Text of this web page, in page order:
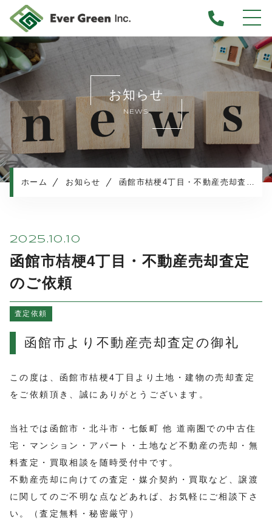
ホーム
当社について
不動産売却について
仲介売却
業者買取
不動産売却の流れ
お知らせ
プライバシーポリシー
お知らせ
NEWS
ホーム お知らせ 函館市桔梗4丁目・不動産売却査定のご依頼
2025.10.10
函館市桔梗4丁目・不動産売却査定
のご依頼
査定依頼
函館市より不動産売却査定の御礼
この度は、函館市桔梗4丁目より土地・建物の売却査定
をご依頼頂き、誠にありがとうございます。
当社では函館市・北斗市・七飯町 他 道南圏での中古住
宅・マンション・アパート・土地など不動産の売却・無
料査定・買取相談を随時受付中です。
不動産売却に向けての査定・媒介契約・買取など、譲渡
に関してのご不明な点などあれば、お気軽にご相談下さ
い。（査定無料・秘密厳守）